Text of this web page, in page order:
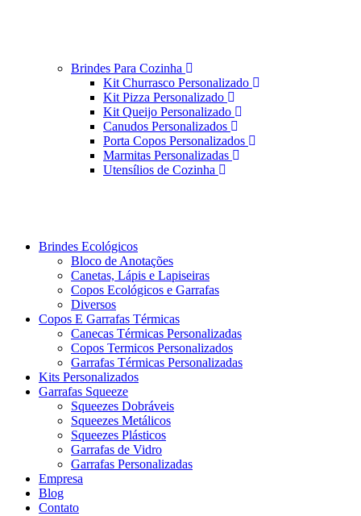
Brindes Para Cozinha
Kit Churrasco Personalizado
Kit Pizza Personalizado
Kit Queijo Personalizado
Canudos Personalizados
Porta Copos Personalizados
Marmitas Personalizadas
Utensílios de Cozinha
Brindes Ecológicos
Bloco de Anotações
Canetas, Lápis e Lapiseiras
Copos Ecológicos e Garrafas
Diversos
Copos E Garrafas Térmicas
Canecas Térmicas Personalizadas
Copos Termicos Personalizados
Garrafas Térmicas Personalizadas
Kits Personalizados
Garrafas Squeeze
Squeezes Dobráveis
Squeezes Metálicos
Squeezes Plásticos
Garrafas de Vidro
Garrafas Personalizadas
Empresa
Blog
Contato